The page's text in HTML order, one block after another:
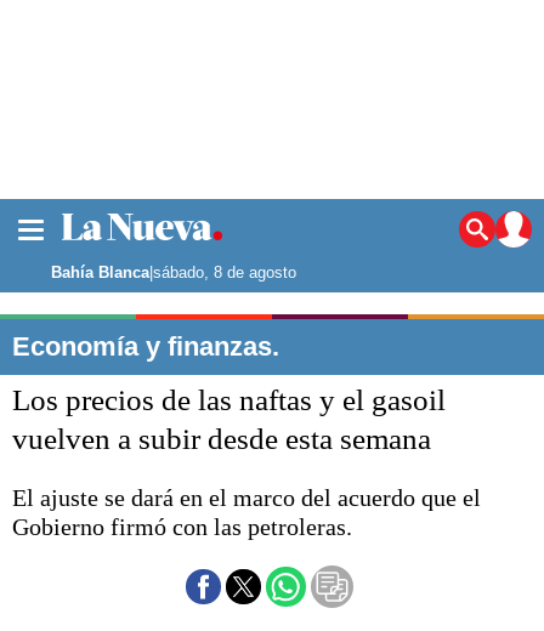
Noticias
La ciudad
Punta Alta
El país
El mundo
Seguridad
Deportes
Escenario Olímpico
Liga del Sur
Fútbol
Bahía Blanca|sábado, 8 de agosto
Economía y finanzas.
Los precios de las naftas y el gasoil
vuelven a subir desde esta semana
El ajuste se dará en el marco del acuerdo que el
Gobierno firmó con las petroleras.